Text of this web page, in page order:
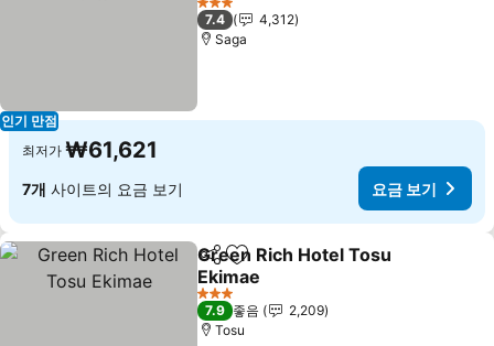
인기 만점
3 성급
7.4
4,312
Saga
최저가 ₩61,621
7개 사이트의 요금 보기 요금 보기
공유 즐겨찾기에 추가
Green Rich Hotel Tosu
Ekimae
3 성급
7.9 좋음
2,209
Tosu